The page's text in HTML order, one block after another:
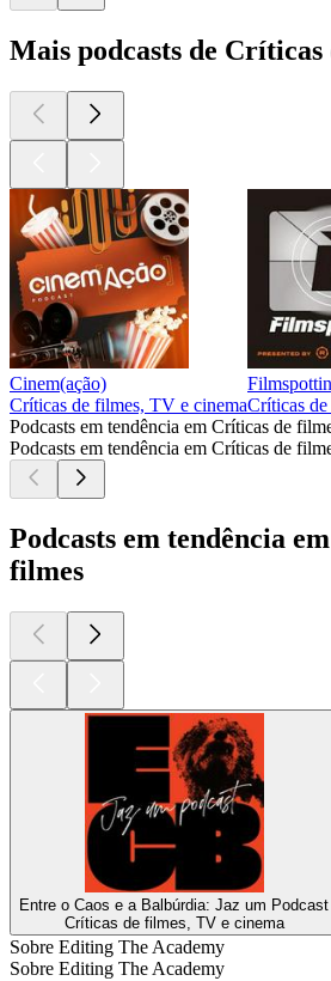
Mais podcasts de Críticas
Cinem(ação)
Críticas de filmes, TV e cinemaCríticas
Podcasts em tendência em Críticas de
Podcasts em tendência em Críticas de
Podcasts em tendência
filmes
Entre o Caos e a Balbúrdia: Jaz um Podcast
Críticas de filmes, TV e cinema
Sobre Editing The Academy
Sobre Editing The Academy